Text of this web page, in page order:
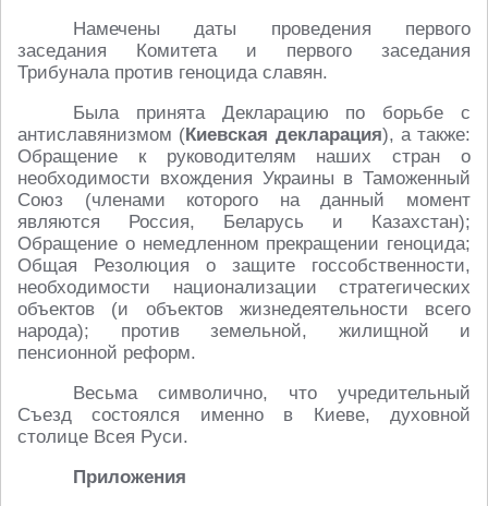
Намечены даты проведения первого
заседания Комитета и первого заседания
Трибунала против геноцида славян.
Была принята Декларацию по борьбе с
антиславянизмом (Киевская декларация), а также:
Обращение к руководителям наших стран о
необходимости вхождения Украины в Таможенный
Союз (членами которого на данный момент
являются Россия, Беларусь и Казахстан);
Обращение о немедленном прекращении геноцида;
Общая Резолюция о защите госсобственности,
необходимости национализации стратегических
объектов (и объектов жизнедеятельности всего
народа); против земельной, жилищной и
пенсионной реформ.
Весьма символично, что учредительный
Съезд состоялся именно в Киеве, духовной
столице Всея Руси.
Приложения